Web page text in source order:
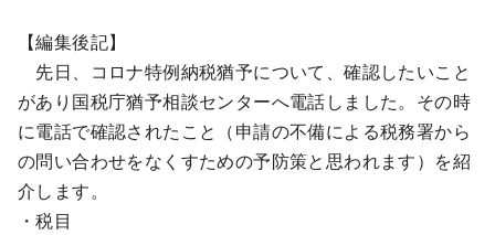
【編集後記】
先日、コロナ特例納税猶予について、確認したいこと
があり国税庁猶予相談センターへ電話しました。その時
に電話で確認されたこと（申請の不備による税務署から
の問い合わせをなくすための予防策と思われます）を紹
介します。
・税目